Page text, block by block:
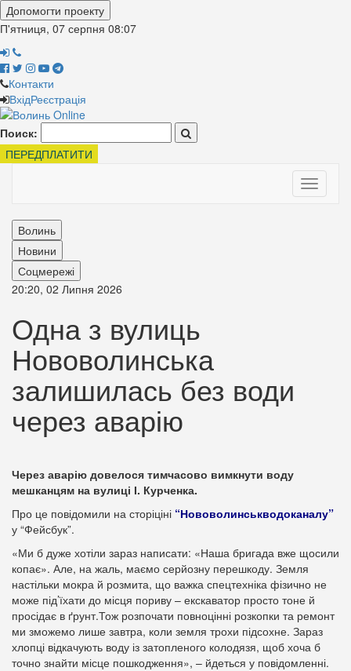
Допомогти проекту
П'ятниця, 07 серпня 08:07
Контакти
ВхідРеєстрація
Поиск:
ПЕРЕДПЛАТИТИ
Toggle
Волинь
Новини
Соцмережі
20:20, 02 Липня 2026
Одна з вулиць
Нововолинська
залишилась без води
через аварію
Через аварію довелося тимчасово вимкнути воду
мешканцям на вулиці І. Курченка.
Про це повідомили на сторіціні “Нововолинськводоканалу”
у “Фейсбук”.
«Ми б дуже хотіли зараз написати: «Наша бригада вже щосили
копає». Але, на жаль, маємо серйозну перешкоду. Земля
настільки мокра й розмита, що важка спецтехніка фізично не
може під’їхати до місця пориву – екскаватор просто тоне й
просідає в ґрунт.Тож розпочати повноцінні розкопки та ремонт
ми зможемо лише завтра, коли земля трохи підсохне. Зараз
хлопці відкачують воду із затопленого колодязя, щоб хоча б
точно знайти місце пошкодження», – йдеться у повідомленні.